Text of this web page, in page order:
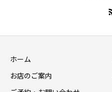
ホーム
お店のご案内